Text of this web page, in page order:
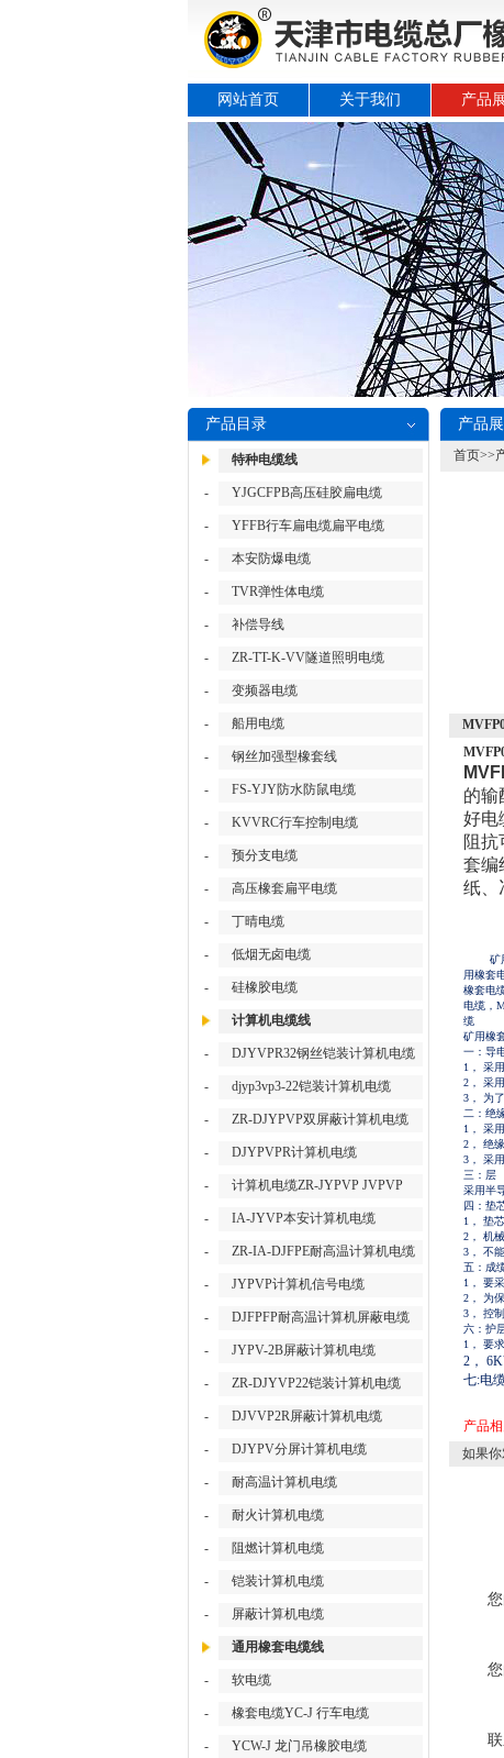
网站首页 关于我们 产品
产品目录
特种电缆线
- YJGCFPB高压硅胶扁电缆
- YFFB行车扁电缆扁平电缆
- 本安防爆电缆
- TVR弹性体电缆
- 补偿导线
- ZR-TT-K-VV隧道照明电缆
- 变频器电缆
- 船用电缆
- 钢丝加强型橡套线
- FS-YJY防水防鼠电缆
- KVVRC行车控制电缆
- 预分支电缆
- 高压橡套扁平电缆
- 丁晴电缆
- 低烟无卤电缆
- 硅橡胶电缆
计算机电缆线
- DJYVPR32钢丝铠装计算机电缆
- djyp3vp3-22铠装计算机电缆
- ZR-DJYPVP双屏蔽计算机电缆
- DJYPVPR计算机电缆
- 计算机电缆ZR-JYPVP JVPVP
- IA-JYVP本安计算机电缆
- ZR-IA-DJFPE耐高温计算机电缆
- JYPVP计算机信号电缆
- DJFPFP耐高温计算机屏蔽电缆
- JYPV-2B屏蔽计算机电缆
- ZR-DJYVP22铠装计算机电缆
- DJVVP2R屏蔽计算机电缆
- DJYPV分屏计算机电缆
- 耐高温计算机电缆
- 耐火计算机电缆
- 阻燃计算机电缆
- 铠装计算机电缆
- 屏蔽计算机电缆
通用橡套电缆线
- 软电缆
- 橡套电缆YC-J 行车电缆
- YCW-J 龙门吊橡胶电缆
产品
首页>>
的输
好电
阻
套编
纸、
矿
用橡套
橡套电
电缆，
缆
矿用橡
一：导
1， 采
2， 采
3， 为
二：绝
1， 采
2， 绝
3， 采
三：层
采用半
四：垫
1， 垫
2， 机
3， 不
五：成
1， 要
2， 为
3， 控
六：护
1， 要
2，
七:电
产品
如果你